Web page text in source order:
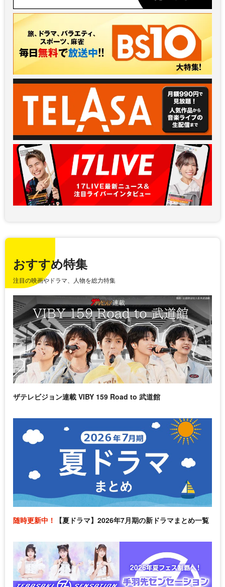
おすすめ特集
注目の映画やドラマ、人物を総力特集
ザテレビジョン連載 VIBY 159 Road to 武道館
随時更新中！ 【夏ドラマ】2026年7月期の新ドラマまとめ一覧